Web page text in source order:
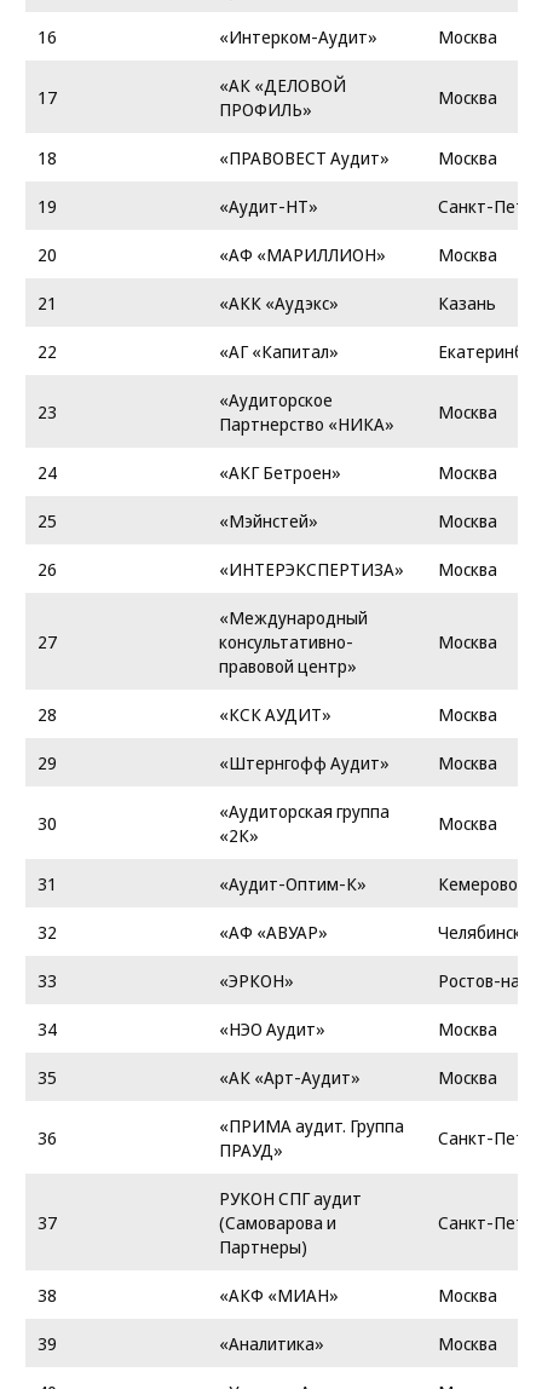
16 «Интерком-Аудит» Москва
17
«АК «ДЕЛОВОЙ
ПРОФИЛЬ»
Москва
18 «ПРАВОВЕСТ Аудит»
Москва
19
«Аудит-НТ»
Санкт-
20
«АФ «МАРИЛЛИОН»
Москва
21
«АКК «Аудэкс»
Казань
22
«АГ «Капитал»
23
«Аудиторское
Партнерство «НИКА»
Москва
24 «АКГ Бетроен»
Москва
25
«Мэйнстей»
Москва
26
«ИНТЕРЭКСПЕРТИЗА» Москва
27
«Международный
консультативно-
правовой центр»
Москва
28 «КСК АУДИТ»
Москва
29
«Штернгофф Аудит» Москва
30
«Аудиторская группа
«2К»
Москва
31 «Аудит-Оптим-К»
Кемерово
32
«АФ «АВУАР»
Челябинск
33
«ЭРКОН»
Ростов-на-
34
«НЭО Аудит»
Москва
35
«АК «Арт-Аудит» Москва
36
«ПРИМА аудит. Группа
ПРАУД»
Санкт-
37
РУКОН СПГ аудит
(Самоварова и
Партнеры)
Санкт-
38 «АКФ «МИАН»
Москва
39
«Аналитика»
Москва